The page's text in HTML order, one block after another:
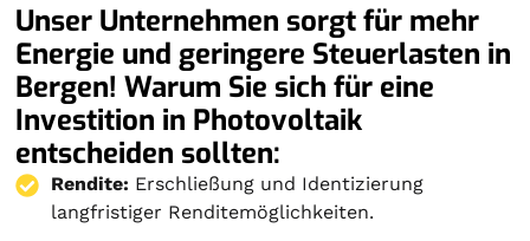
Unser Unternehmen sorgt für mehr
Energie und geringere Steuerlasten in
Bergen! Warum Sie sich für eine
Investition in Photovoltaik
entscheiden sollten:
Rendite: Erschließung und Identizierung
langfristiger Renditemöglichkeiten.